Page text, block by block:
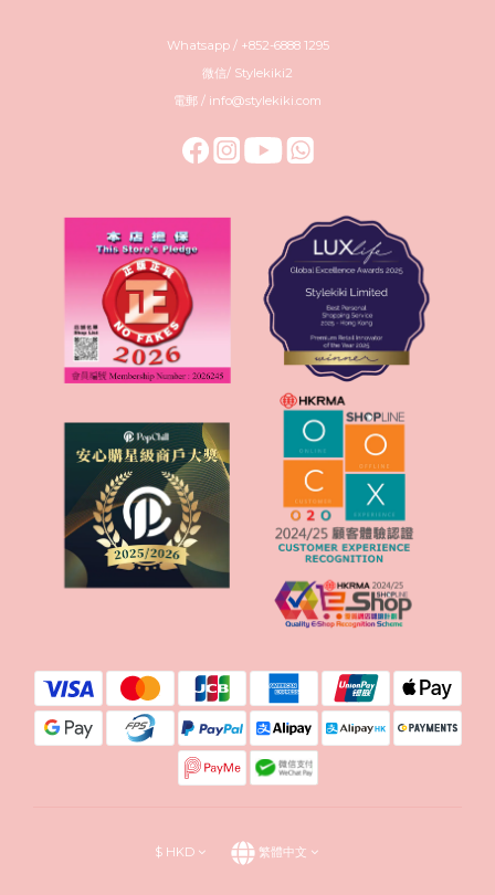
Whatsapp / +852-6888 1295
微信/ Stylekiki2
電郵 / info@stylekiki.com
$ HKD 繁體中文